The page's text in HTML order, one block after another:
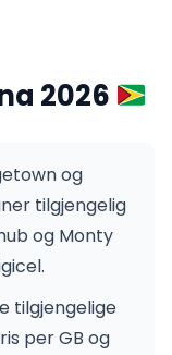
2026
og
tilgjengelig
og Monty
tilgjengelige
per GB og